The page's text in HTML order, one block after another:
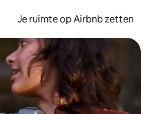
Je ruimte op Airbnb zetten